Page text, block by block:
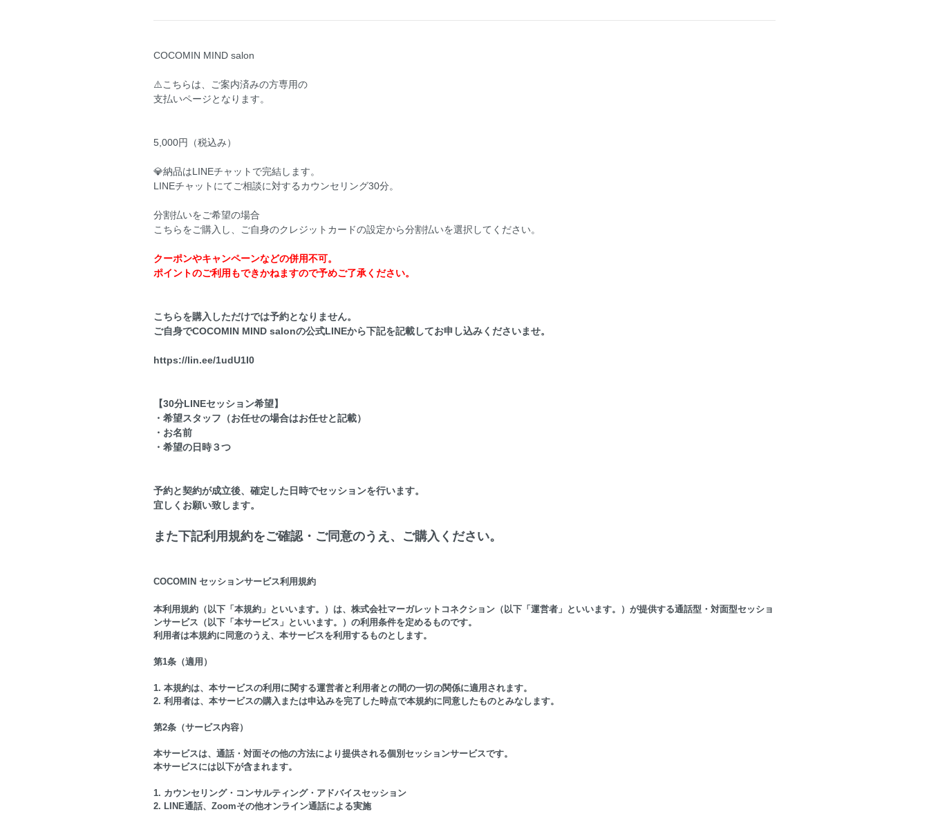
COCOMIN MIND salon
⚠️こちらは、ご案内済みの方専用の
支払いページとなります。
5,000円（税込み）
💎納品はLINEチャットで完結します。
LINEチャットにてご相談に対するカウンセリング30分。
分割払いをご希望の場合
こちらをご購入し、ご自身のクレジットカードの設定から分割払いを選択してください。
クーポンやキャンペーンなどの併用不可。
ポイントのご利用もできかねますので予めご了承ください。
こちらを購入しただけでは予約となりません。
ご自身でCOCOMIN MIND salonの公式LINEから下記を記載してお申し込みくださいませ。
https://lin.ee/1udU1I0
【30分LINEセッション希望】
・希望スタッフ（お任せの場合はお任せと記載）
・お名前
・希望の日時３つ
予約と契約が成立後、確定した日時でセッションを行います。
宜しくお願い致します。
また下記利用規約をご確認・ご同意のうえ、ご購入ください。
COCOMIN セッションサービス利用規約
本利用規約（以下「本規約」といいます。）は、株式会社マーガレットコネクション（以下「運営者」といいます。）が提供する通話型・対面型セッショ
ンサービス（以下「本サービス」といいます。）の利用条件を定めるものです。
利用者は本規約に同意のうえ、本サービスを利用するものとします。
第1条（適用）
1. 本規約は、本サービスの利用に関する運営者と利用者との間の一切の関係に適用されます。
2. 利用者は、本サービスの購入または申込みを完了した時点で本規約に同意したものとみなします。
第2条（サービス内容）
本サービスは、通話・対面その他の方法により提供される個別セッションサービスです。
本サービスには以下が含まれます。
1. カウンセリング・コンサルティング・アドバイスセッション
2. LINE通話、Zoomその他オンライン通話による実施